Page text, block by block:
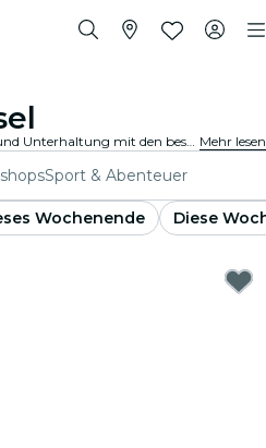
Begib dich in eine Welt voller Spaß und Unterhaltung mit den besten Spielen in Brüssel. Von Brettspielen bis hin zu Virtual-Reality-Erlebnissen ist für jeden etwas dabei. Mehr lesen
Sport & Abenteuer
Wochenende
Diese